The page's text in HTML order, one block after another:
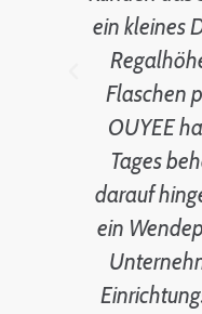
ein kleines
Flaschen
OUYEE
Tages
darauf
ein